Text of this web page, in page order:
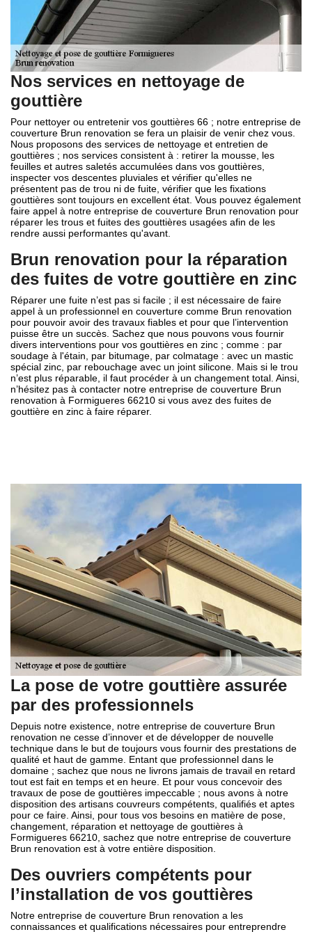
Nos services en nettoyage de
gouttière
Pour nettoyer ou entretenir vos gouttières 66 ; notre entreprise de
couverture Brun renovation se fera un plaisir de venir chez vous.
Nous proposons des services de nettoyage et entretien de
gouttières ; nos services consistent à : retirer la mousse, les
feuilles et autres saletés accumulées dans vos gouttières,
inspecter vos descentes pluviales et vérifier qu'elles ne
présentent pas de trou ni de fuite, vérifier que les fixations
gouttières sont toujours en excellent état. Vous pouvez également
faire appel à notre entreprise de couverture Brun renovation pour
réparer les trous et fuites des gouttières usagées afin de les
rendre aussi performantes qu'avant.
Brun renovation pour la réparation
des fuites de votre gouttière en zinc
Réparer une fuite n’est pas si facile ; il est nécessaire de faire
appel à un professionnel en couverture comme Brun renovation
pour pouvoir avoir des travaux fiables et pour que l’intervention
puisse être un succès. Sachez que nous pouvons vous fournir
divers interventions pour vos gouttières en zinc ; comme : par
soudage à l'étain, par bitumage, par colmatage : avec un mastic
spécial zinc, par rebouchage avec un joint silicone. Mais si le trou
n’est plus réparable, il faut procéder à un changement total. Ainsi,
n’hésitez pas à contacter notre entreprise de couverture Brun
renovation à Formigueres 66210 si vous avez des fuites de
gouttière en zinc à faire réparer.
La pose de votre gouttière assurée
par des professionnels
Depuis notre existence, notre entreprise de couverture Brun
renovation ne cesse d’innover et de développer de nouvelle
technique dans le but de toujours vous fournir des prestations de
qualité et haut de gamme. Entant que professionnel dans le
domaine ; sachez que nous ne livrons jamais de travail en retard
tout est fait en temps et en heure. Et pour vous concevoir des
travaux de pose de gouttières impeccable ; nous avons à notre
disposition des artisans couvreurs compétents, qualifiés et aptes
pour ce faire. Ainsi, pour tous vos besoins en matière de pose,
changement, réparation et nettoyage de gouttières à
Formigueres 66210, sachez que notre entreprise de couverture
Brun renovation est à votre entière disposition.
Des ouvriers compétents pour
l’installation de vos gouttières
Notre entreprise de couverture Brun renovation a les
connaissances et qualifications nécessaires pour entreprendre